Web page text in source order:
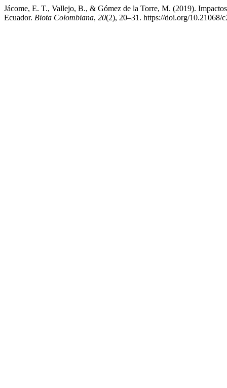
Jácome, E. T., Vallejo, B., & Gómez de la Torre, M. (2019).
Ecuador. Biota Colombiana, 20(2), 20–31. https://doi.org/10.21068/